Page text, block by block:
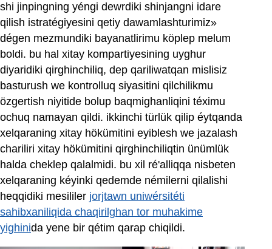
shi jinpingning yéngi dewrdiki shinjangni idare
qilish istratégiyesini qetiy dawamlashturimiz»
dégen mezmundiki bayanatlirimu köplep melum
boldi. bu hal xitay kompartiyesining uyghur
diyaridiki qirghinchiliq, dep qariliwatqan mislisiz
basturush we kontrolluq siyasitini qilchilikmu
özgertish niyitide bolup baqmighanliqini téximu
ochuq namayan qildi. ikkinchi türlük qilip éytqanda
xelqaraning xitay hökümitini eyiblesh we jazalash
chariliri xitay hökümitini qirghinchiliqtin ünümlük
halda cheklep qalalmidi. bu xil ré'alliqqa nisbeten
xelqaraning kéyinki qedemde némilerni qilalishi
heqqidiki mesililer jorjtawn uniwérsitéti
sahibxaniliqida chaqirilghan tor muhakime
yighinida yene bir qétim qarap chiqildi.